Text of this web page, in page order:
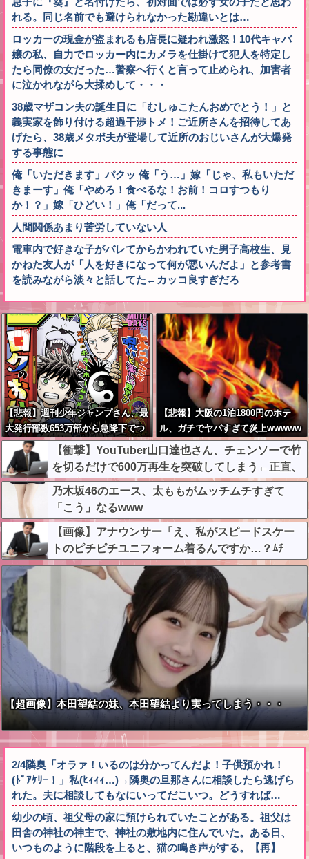
れる。同じ名前でも避けられなかった勘違いとは…
ロッカーの現金が盗まれるも店長に疑われ激怒！10代キャバ
嬢の私、自力でロッカー内にカメラを仕掛けて犯人を特定し
たら同僚の女だった…警察へ行くと言って止められ、加害者
に泣かれながら大揉めして・・・
38歳マザコン夫の誕生日に「むしゅこたんおめでとう！」と
義実家を飾り付ける超過干渉トメ！ご近所さんを招待してあ
げたら、38歳メタボ夫が登場して近所のおじいさんが大爆発
する事態に
俺「いただきます」パクッ 俺「う…」嫁「じゃ、私もいただ
きまーす」俺「やめろ！食べるな！お前！コロすつもり
か！？」嫁「ひどい！」俺「だって...
人間関係あまり苦労していない人
電車内で好きな子がバレてからかわれていた男子高校生、見
かねた友人が「人を好きになって何が悪いんだよ」と参考書
を読みながら淡々と話してた←カッコ良すぎだろ
【悲報】週刊少年ジャンプさん、最
大発行部数653万部から急降下でつ
いに100万部を割ってしまう
【悲報】大阪の1泊1800円のホテ
ル、ガチでヤバすぎて炎上wwwww
w
【衝撃】YouTuber山口達也さん、チェンソーで竹
を切るだけで600万再生を突破してしまう←正直、
こう言うのでいいんだよなw w w w w w w w
乃木坂46のエース、太ももがムッチムチすぎて
「こう」なるwww
【画像】アナウンサー「え、私がスピードスケー
トのピチピチユニフォーム着るんですか…？ﾑﾁ
ｨ！！」←これはお前らに刺さるやろw w w w w w
【超画像】本田望結の妹、本田望結より実ってしまう・・・
2/4隣奥「オラァ！いるのは分かってんだよ！子供預かれ！
(ﾄﾞｱｹﾘｰ！」私(ﾋｨｨｨ…)→隣奥の旦那さんに相談したら逃げら
れた。夫に相談してもなにいってだこいつ。どうすれば…
幼少の頃、祖父母の家に預けられていたことがある。祖父は
田舎の神社の神主で、神社の敷地内に住んでいた。ある日、
いつものように階段を上ると、猫の鳴き声がする。【再】